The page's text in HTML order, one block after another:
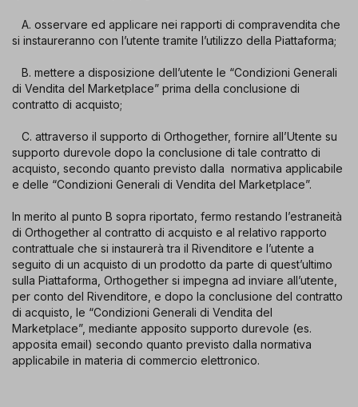
A. osservare ed applicare nei rapporti di compravendita che
si instaureranno con l’utente tramite l’utilizzo della Piattaforma;
B. mettere a disposizione dell’utente le “Condizioni Generali
di Vendita del Marketplace” prima della conclusione di
contratto di acquisto;
C. attraverso il supporto di Orthogether, fornire all’Utente su
supporto durevole dopo la conclusione di tale contratto di
acquisto, secondo quanto previsto dalla normativa applicabile
e delle “Condizioni Generali di Vendita del Marketplace”.
In merito al punto B sopra riportato, fermo restando l’estraneità
di Orthogether al contratto di acquisto e al relativo rapporto
contrattuale che si instaurerà tra il Rivenditore e l’utente a
seguito di un acquisto di un prodotto da parte di quest’ultimo
sulla Piattaforma, Orthogether si impegna ad inviare all’utente,
per conto del Rivenditore, e dopo la conclusione del contratto
di acquisto, le “Condizioni Generali di Vendita del
Marketplace”, mediante apposito supporto durevole (es.
apposita email) secondo quanto previsto dalla normativa
applicabile in materia di commercio elettronico.